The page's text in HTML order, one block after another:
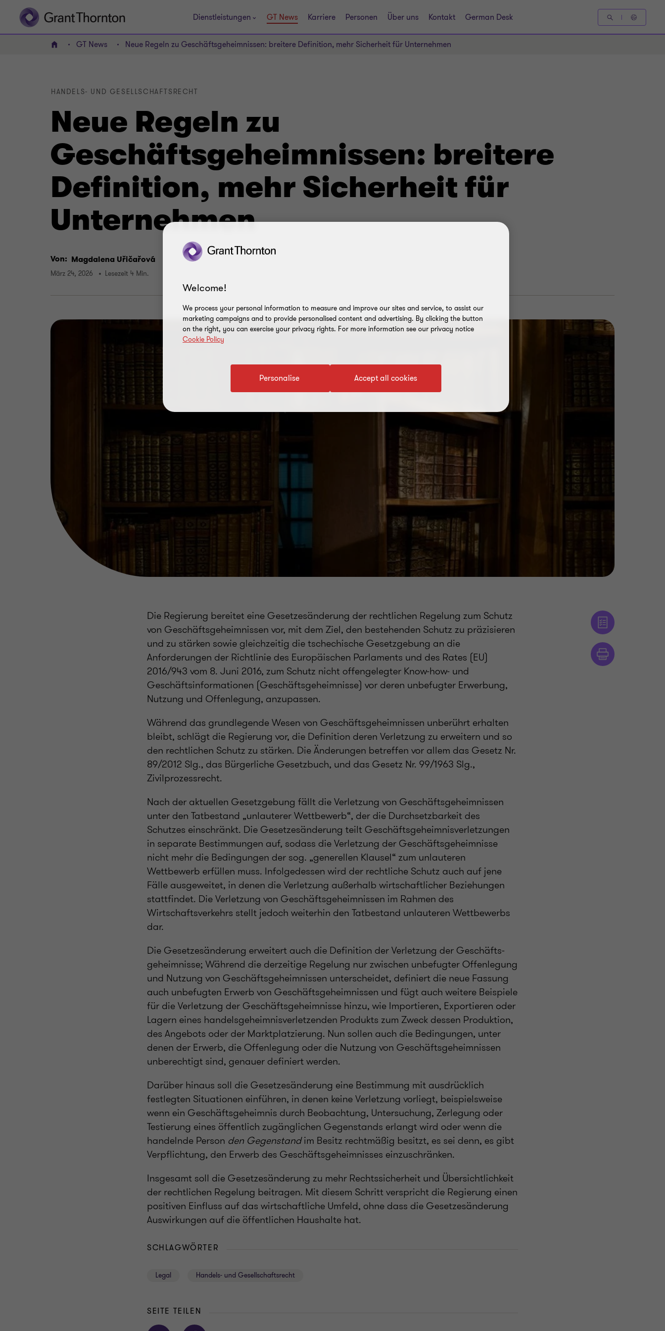
Dienstleistungen GT News Karriere Personen Über uns Kontakt German Desk
HOME GT News Neue Regeln zu Geschäftsgeheimnissen: breitere Definition, mehr Sicherheit für Unternehmen
Neue Regeln zu
Geschäftsgeheimnissen: breitere
Definition, mehr Sicherheit für
Unternehmen
HANDELS- UND GESELLSCHAFTSRECHT
Von: Magdalena Uřičařová
März 24, 2026 Lesezeit 4 Min.
Die Regierung bereitet eine Gesetzesänderung der rechtlichen Regelung zum Schutz
von Geschäftsgeheimnissen vor, mit dem Ziel, den bestehenden Schutz zu präzisieren
und zu stärken sowie gleichzeitig die tschechische Gesetzgebung an die
Anforderungen der Richtlinie des Europäischen Parlaments und des Rates (EU)
2016/943 vom 8. Juni 2016, zum Schutz nicht offengelegter Know-how- und
Geschäftsinformationen (Geschäftsgeheimnisse) vor deren unbefugter Erwerbung,
Nutzung und Offenlegung, anzupassen.
Während das grundlegende Wesen von Geschäftsgeheimnissen unberührt erhalten
bleibt, schlägt die Regierung vor, die Definition deren Verletzung zu erweitern und so
den rechtlichen Schutz zu stärken. Die Änderungen betreffen vor allem das Gesetz Nr.
89/2012 Slg., das Bürgerliche Gesetzbuch, und das Gesetz Nr. 99/1963 Slg.,
Zivilprozessrecht.
Nach der aktuellen Gesetzgebung fällt die Verletzung von Geschäftsgeheimnissen
unter den Tatbestand „unlauterer Wettbewerb“, der die Durchsetzbarkeit des
Schutzes einschränkt. Die Gesetzesänderung teilt Geschäftsgeheimnisverletzungen
in separate Bestimmungen auf, sodass die Verletzung der Geschäftsgeheimnisse
nicht mehr die Bedingungen der sog. „generellen Klausel“ zum unlauteren
Wettbewerb erfüllen muss. Infolgedessen wird der rechtliche Schutz auch auf jene
Fälle ausgeweitet, in denen die Verletzung außerhalb wirtschaftlicher Beziehungen
stattfindet. Die Verletzung von Geschäftsgeheimnissen im Rahmen des
Wirtschaftsverkehrs stellt jedoch weiterhin den Tatbestand unlauteren Wettbewerbs
dar.
Die Gesetzesänderung erweitert auch die Definition der Verletzung der Geschäfts-
geheimnisse; Während die derzeitige Regelung nur zwischen unbefugter Offenlegung
und Nutzung von Geschäftsgeheimnissen unterscheidet, definiert die neue Fassung
auch unbefugten Erwerb von Geschäftsgeheimnissen und fügt auch weitere Beispiele
für die Verletzung der Geschäftsgeheimnisse hinzu, wie Importieren, Exportieren oder
Lagern eines handelsgeheimnisverletzenden Produkts zum Zweck dessen Produktion,
des Angebots oder der Marktplatzierung. Nun sollen auch die Bedingungen, unter
denen der Erwerb, die Offenlegung oder die Nutzung von Geschäftsgeheimnissen
unberechtigt sind, genauer definiert werden.
Darüber hinaus soll die Gesetzesänderung eine Bestimmung mit ausdrücklich
festlegten Situationen einführen, in denen keine Verletzung vorliegt, beispielsweise
wenn ein Geschäftsgeheimnis durch Beobachtung, Untersuchung, Zerlegung oder
Testierung eines öffentlich zugänglichen Gegenstands erlangt wird oder wenn die
handelnde Person den Gegenstandim Besitz rechtmäßig besitzt, es sei denn, es gibt
Verpflichtung, den Erwerb des Geschäftsgeheimnisses einzuschränken.
Insgesamt soll die Gesetzesänderung zu mehr Rechtssicherheit und Übersichtlichkeit
der rechtlichen Regelung beitragen. Mit diesem Schritt verspricht die Regierung einen
positiven Einfluss auf das wirtschaftliche Umfeld, ohne dass die Gesetzesänderung
Auswirkungen auf die öffentlichen Haushalte hat.
SCHLAGWÖRTER
Legal Handels- und Gesellschaftsrecht
SEITE TEILEN
Welcome!
We process your personal information to measure and improve our sites and service, to assist our
marketing campaigns and to provide personalised content and advertising. By clicking the button
on the right, you can exercise your privacy rights. For more information see our privacy notice
Cookie Policy
Accept all cookies
Personalise